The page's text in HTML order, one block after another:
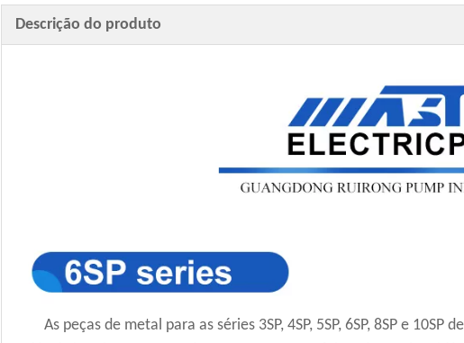
Descrição do produto
As peças de metal para as séries 3SP, 4SP, 5SP, 6SP, 8SP e